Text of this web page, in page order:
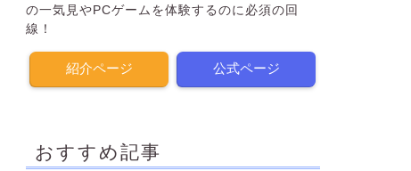
の一気見やPCゲームを体験するのに必須の回
線！
紹介ページ 公式ページ
おすすめ記事